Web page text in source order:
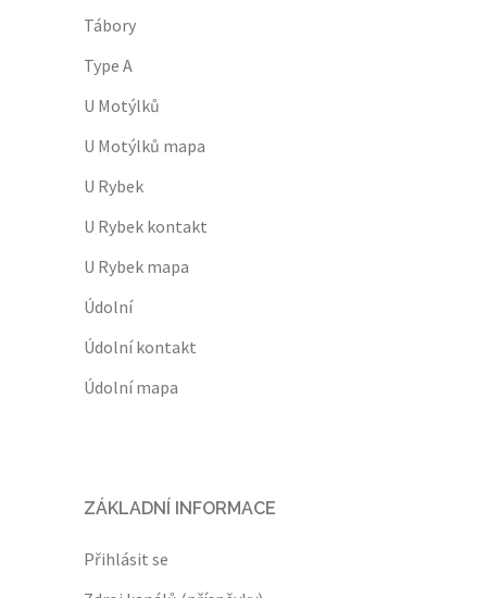
Tábory
Type A
U Motýlků
U Motýlků mapa
U Rybek
U Rybek kontakt
U Rybek mapa
Údolní
Údolní kontakt
Údolní mapa
ZÁKLADNÍ INFORMACE
Přihlásit se